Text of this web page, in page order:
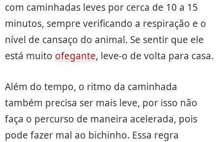
com caminhadas leves por cerca de 10 a 15
minutos, sempre verificando a respiração e o
nível de cansaço do animal. Se sentir que ele
está muito ofegante, leve-o de volta para casa.
Além do tempo, o ritmo da caminhada
também precisa ser mais leve, por isso não
faça o percurso de maneira acelerada, pois
pode fazer mal ao bichinho. Essa regra